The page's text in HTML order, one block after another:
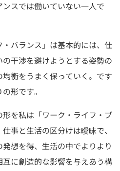
スでは働いていない一人で
バランス」は基本的には、仕
干渉を避けようとする姿勢の
衡をうまく保っていく。です
形です。
を私は「ワーク・ライフ・ブ
事と生活の区分けは曖昧で、
想を得、生活の中でよりより
に創造的な影響を与えあう構